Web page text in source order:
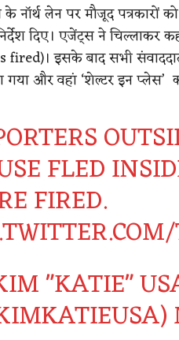
के नॉर्थ लेन पर मौजूद पत्रकारों
दिए।एजेंट्स ने चिल्लाकर
fired)।इसके बाद सभी
गया और वहां ‘शेल्टर इन प्लेस’
FLED
FIRED.
"KATIE"